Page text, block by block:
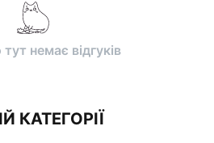
немає відгуків
КАТЕГОРІЇ